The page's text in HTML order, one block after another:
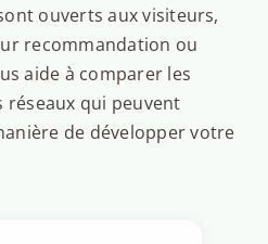
ouverts aux visiteurs,
recommandation ou
aide à comparer les
qui peuvent
de développer votre